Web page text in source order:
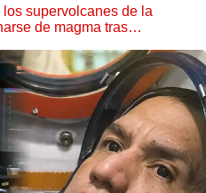
supervolcanes de la
de magma tras